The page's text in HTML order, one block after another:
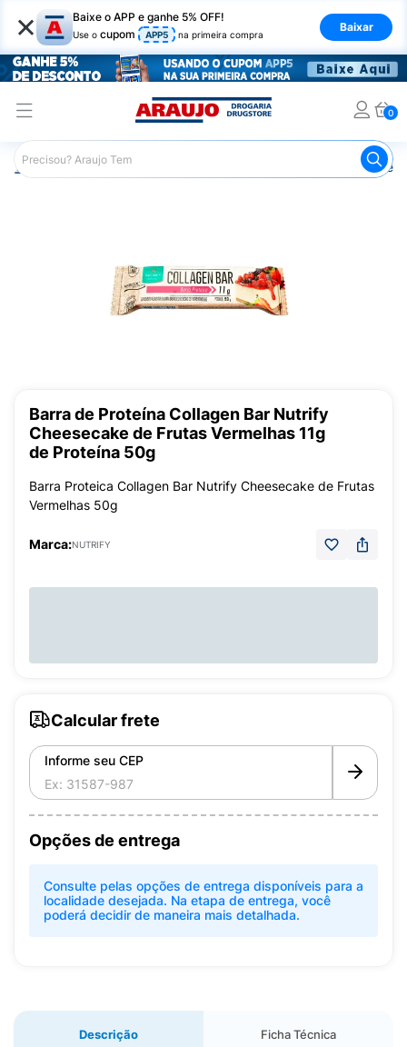
× Baixe o APP e ganhe 5% OFF!
Use o cupom APP5 na primeira compra
Baixar
0
Araujo Nutrição Saudável Barra de
Barra de Proteína Collagen Bar Nutrify
Cheesecake de Frutas Vermelhas 11g
de Proteína 50g
Barra Proteica Collagen Bar Nutrify Cheesecake de Frutas
Vermelhas 50g
Marca:NUTRIFY
Calcular frete
Informe seu CEP
Opções de entrega
Consulte pelas opções de entrega disponíveis para a
localidade desejada. Na etapa de entrega, você
poderá decidir de maneira mais detalhada.
Descrição Ficha Técnica